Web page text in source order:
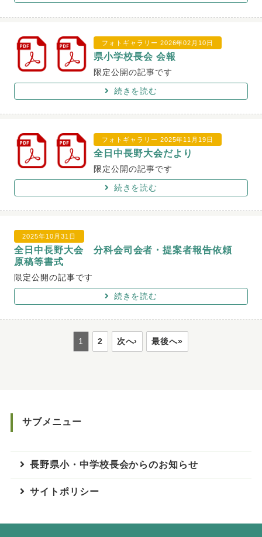
フォトギャラリー 2026年02月10日
県小学校長会 会報
限定公開の記事です
続きを読む
フォトギャラリー 2025年11月19日
全日中長野大会だより
限定公開の記事です
続きを読む
2025年10月31日
全日中長野大会 分科会司会者・提案者報告依頼
原稿等書式
限定公開の記事です
続きを読む
1 2 次へ› 最後へ»
サブメニュー
長野県小・中学校長会からのお知らせ
サイトポリシー